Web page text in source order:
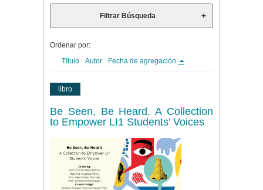
Filtrar Búsqueda
Ordenar por:
Título
Autor Fecha de agregación
libro
Be Seen, Be Heard. A Collection
to Empower LI1 Students’ Voices